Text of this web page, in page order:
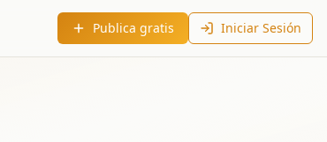
Publica gratis Iniciar Sesión